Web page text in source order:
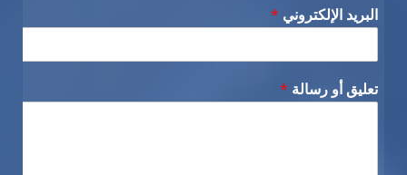
البريد الإلكتروني *
تعليق أو رسالة *